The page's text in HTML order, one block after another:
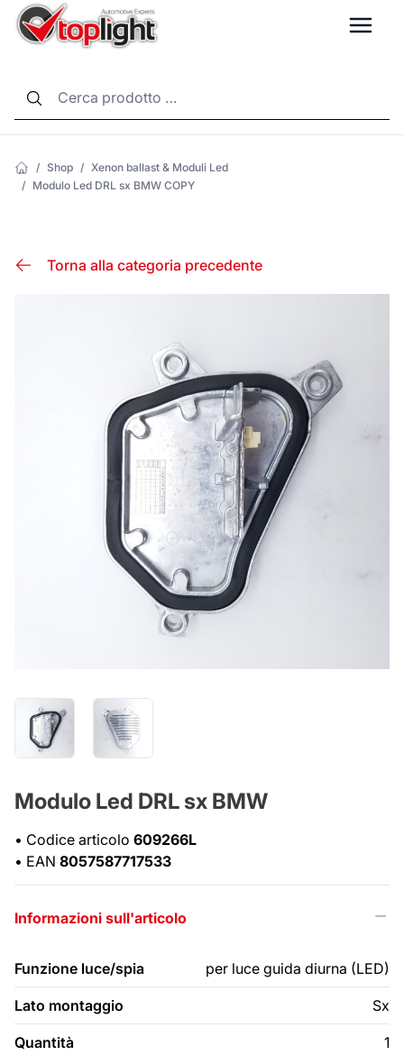
/ Shop / Xenon ballast & Moduli Led
/ Modulo Led DRL sx BMW COPY
Torna alla categoria precedente
Modulo Led DRL sx BMW
• Codice articolo 609266L
• EAN 8057587717533
Informazioni sull'articolo
Funzione luce/spia per luce guida diurna (LED)
Lato montaggio Sx
Quantità 1